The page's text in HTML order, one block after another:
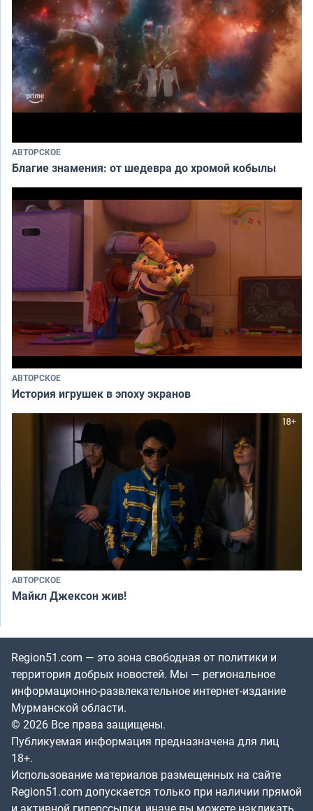
АВТОРСКОЕ
Благие знамения: от шедевра до хромой кобылы
АВТОРСКОЕ
История игрушек в эпоху экранов
АВТОРСКОЕ
Майкл Джексон жив!
Region51.com — это зона свободная от политики и
территория добрых новостей. Мы — региональное
информационно-развлекательное интернет-издание
Мурманской области.
© 2026 Все права защищены.
Публикуемая информация предназначена для лиц
18+.
Использование материалов размещенных на сайте
Region51.com допускается только при наличии прямой